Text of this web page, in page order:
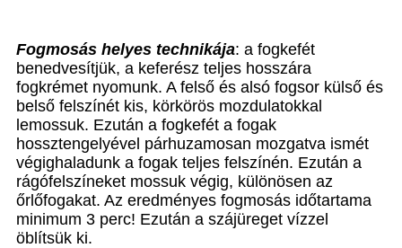
Fogmosás helyes technikája: a fogkefét
benedvesítjük, a keferész teljes hosszára
fogkrémet nyomunk. A felső és alsó fogsor külső és
belső felszínét kis, körkörös mozdulatokkal
lemossuk. Ezután a fogkefét a fogak
hossztengelyével párhuzamosan mozgatva ismét
végighaladunk a fogak teljes felszínén. Ezután a
rágófelszíneket mossuk végig, különösen az
őrlőfogakat. Az eredményes fogmosás időtartama
minimum 3 perc! Ezután a szájüreget vízzel
öblítsük ki.